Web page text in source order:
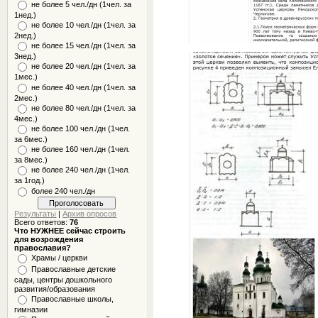
не более 5 чел./дн (1чел. за
1нед.)
не более 10 чел./дн (1чел. за
2нед.)
не более 15 чел./дн (1чел. за
3нед.)
не более 20 чел./дн (1чел. за
1мес.)
не более 40 чел./дн (1чел. за
2мес.)
не более 80 чел./дн (1чел. за
4мес.)
не более 100 чел./дн (1чел.
за 6мес.)
не более 160 чел./дн (1чел.
за 8мес.)
не более 240 чел./дн (1чел.
за 1год.)
более 240 чел./дн
Результаты |Архив опросов
Всего ответов:76
Что НУЖНЕЕ сейчас строить
для возрождения
православия?
Храмы / церкви
Православные детские
сады, центры дошкольного
развития/образования
Православные школы,
гимназии